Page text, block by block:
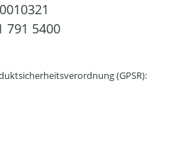
791 5400
(GPSR):